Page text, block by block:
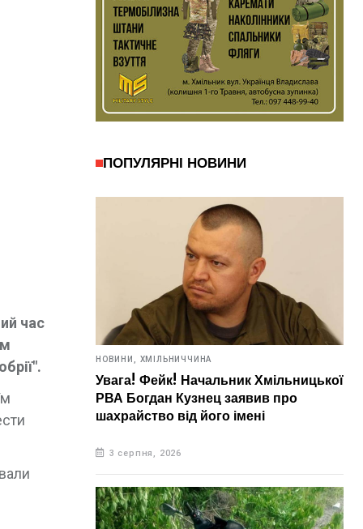
час
ПОПУЛЯРНІ НОВИНИ
НОВИНИ, ХМІЛЬНИЧЧИНА
Увага! Фейк! Начальник Хмільницької
РВА Богдан Кузнец заявив про
шахрайство від його імені
3 серпня, 2026